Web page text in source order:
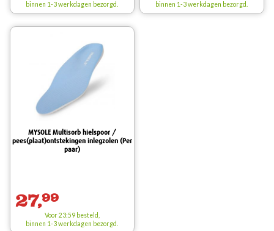
binnen 1-3 werkdagen bezorgd.
binnen 1-3 werkdagen bezorgd.
MYSOLE Multisorb hielspoor /
pees(plaat)ontstekingen inlegzolen (Per
paar)
27,99
Voor 23:59 besteld,
binnen 1-3 werkdagen bezorgd.